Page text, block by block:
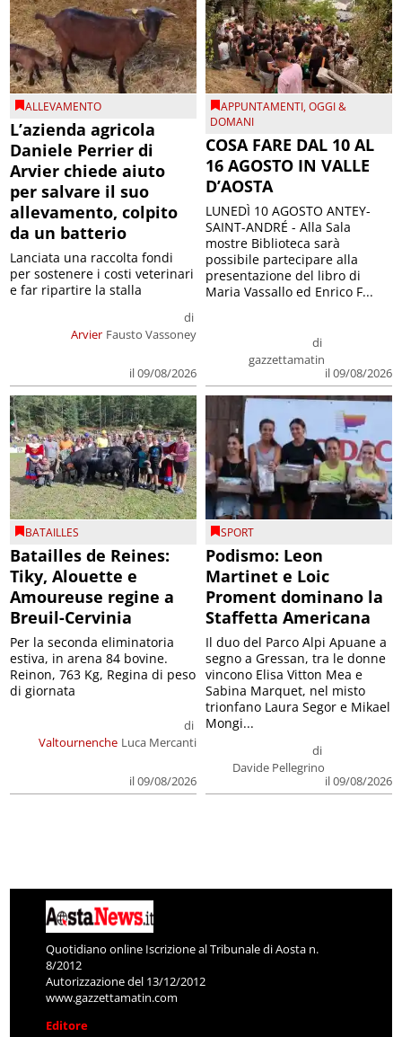
ALLEVAMENTO
L’azienda agricola
Daniele Perrier di
Arvier chiede aiuto
per salvare il suo
allevamento, colpito
da un batterio
Arvier
di
Fausto Vassoney
il 09/08/2026
Lanciata una raccolta fondi
per sostenere i costi veterinari
e far ripartire la stalla
APPUNTAMENTI,OGGI &
DOMANI
COSA FARE DAL 10 AL
16 AGOSTO IN VALLE
D’AOSTA
di
gazzettamatin
il 09/08/2026
LUNEDÌ 10 AGOSTO ANTEY-
SAINT-ANDRÉ - Alla Sala
mostre Biblioteca sarà
possibile partecipare alla
presentazione del libro di
Maria Vassallo ed Enrico F...
BATAILLES
Batailles de Reines:
Tiky, Alouette e
Amoureuse regine a
Breuil-Cervinia
Valtournenche
di
Luca Mercanti
il 09/08/2026
Per la seconda eliminatoria
estiva, in arena 84 bovine.
Reinon, 763 Kg, Regina di peso
di giornata
SPORT
Podismo: Leon
Martinet e Loic
Proment dominano la
Staffetta Americana
di
Davide Pellegrino
il 09/08/2026
Il duo del Parco Alpi Apuane a
segno a Gressan, tra le donne
vincono Elisa Vitton Mea e
Sabina Marquet, nel misto
trionfano Laura Segor e Mikael
Mongi...
Quotidiano online Iscrizione al Tribunale di Aosta n.
8/2012
Autorizzazione del 13/12/2012
www.gazzettamatin.com
Editore